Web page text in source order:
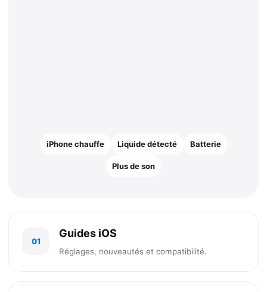
iPhone chauffe Liquide détecté Batterie
Plus de son
01
Guides iOS
Réglages, nouveautés et compatibilité.